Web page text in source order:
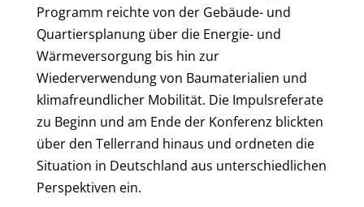
Programm reichte von der Gebäude- und
Quartiersplanung über die Energie- und
Wärmeversorgung bis hin zur
Wiederverwendung von Baumaterialien und
klimafreundlicher Mobilität. Die Impulsreferate
zu Beginn und am Ende der Konferenz blickten
über den Tellerrand hinaus und ordneten die
Situation in Deutschland aus unterschiedlichen
Perspektiven ein.